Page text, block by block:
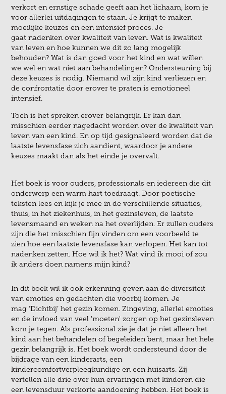
verkort en ernstige schade geeft aan het lichaam, kom je
voor allerlei uitdagingen te staan. Je krijgt te maken
moeilijke keuzes en een intensief proces. Je
gaat nadenken over kwaliteit van leven.Wat is kwaliteit
van leven en hoe kunnen we dit zo lang mogelijk
behouden? Wat is dan goed voor het kind en wat willen
we wel en wat niet aan behandelingen? Ondersteuning bij
deze keuzes is nodig. Niemand wil zijn kind verliezen en
de confrontatie door erover te praten is emotioneel
intensief.
Toch is het spreken erover belangrijk. Er kan dan
misschien eerder nagedacht worden over de kwaliteit van
leven van een kind. En op tijd gesignaleerd worden dat de
laatste levensfase zich aandient, waardoor je andere
keuzes maakt dan als het einde je overvalt.
Het boek is voor ouders, professionals en iedereen die dit
onderwerp een warm hart toedraagt. Door poetische
teksten lees en kijk je mee in de verschillende situaties,
thuis, in het ziekenhuis, in het gezinsleven, de laatste
levensmaand en weken na het overlijden. Er zullen ouders
zijn die het misschien fijn vinden om een voorbeeld te
zien hoe een laatste levensfase kan verlopen. Het kan tot
nadenken zetten. Hoe wil ik het? Wat vind ik mooi of zou
ik anders doen namens mijn kind?
In dit boek wil ik ook erkenning geven aan de diversiteit
van emoties en gedachten die voorbij komen. Je
mag ‘Dichtbij’ het gezin komen. Zingeving, allerlei emoties
en de invloed van veel 'moeten' zorgen op het gezinsleven
kom je tegen. Als professional zie je dat je niet alleen het
kind aan het behandelen of begeleiden bent, maar het hele
gezin belangrijk is. Het boek wordt ondersteund door de
bijdrage van een kinderarts, een
kindercomfortverpleegkundige en een huisarts. Zij
vertellen alle drie over hun ervaringen met kinderen die
een levensduur verkorte aandoening hebben. Het boek is